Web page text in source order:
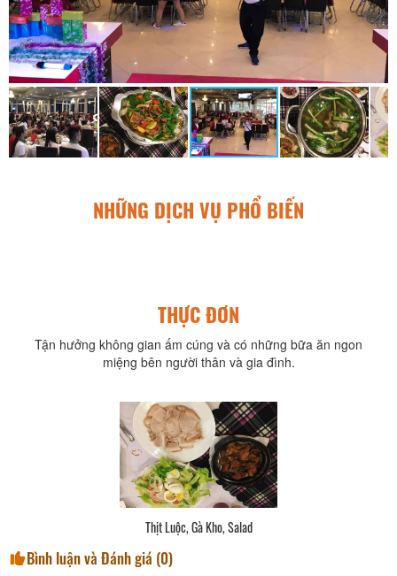
NHỮNG DỊCH VỤ PHỔ BIẾN
THỰC ĐƠN
Tận hưởng không gian ấm cúng và có những bữa ăn ngon
miệng bên người thân và gia đình.
Thịt Luộc, Gà Kho, Salad
Bình luận và Đánh giá (0)